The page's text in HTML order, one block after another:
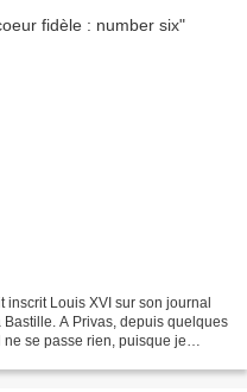
inscrit Louis XVI sur son journal
A Privas, depuis quelques
se passe rien, puisque je